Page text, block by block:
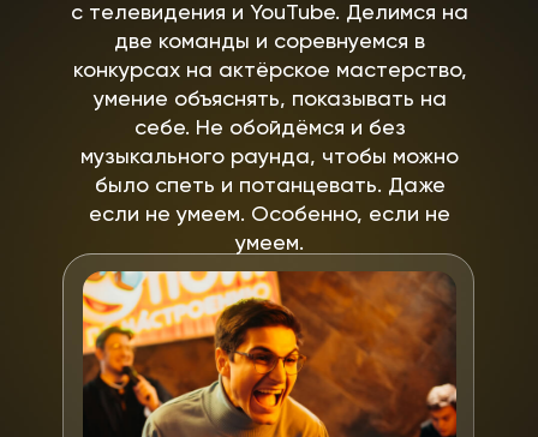
с телевидения и YouTube. Делимся на
две команды и соревнуемся в
конкурсах на актёрское мастерство,
умение объяснять, показывать на
себе. Не обойдёмся и без
музыкального раунда, чтобы можно
было спеть и потанцевать. Даже
если не умеем. Особенно, если не
умеем.